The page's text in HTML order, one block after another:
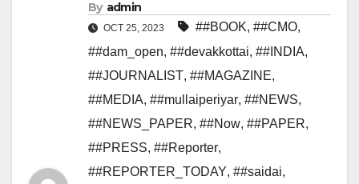
By admin
OCT 25, 2023 ##BOOK, ##CMO,
##dam_open, ##devakkottai, ##INDIA,
##JOURNALIST, ##MAGAZINE,
##MEDIA, ##mullaiperiyar, ##NEWS,
##NEWS_PAPER, ##Now, ##PAPER,
##PRESS, ##Reporter,
##REPORTER_TODAY, ##saidai,